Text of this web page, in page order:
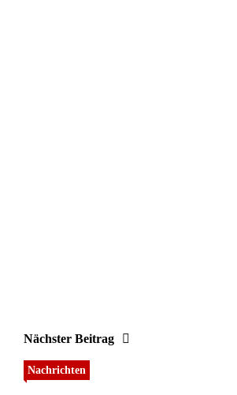
Nächster Beitrag
Nachrichten